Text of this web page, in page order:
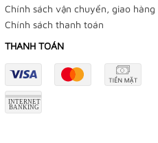
Chính sách vận chuyển, giao hàng
Chính sách thanh toán
THANH TOÁN